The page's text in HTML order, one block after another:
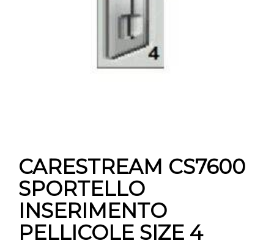
CARESTREAM CS7600
SPORTELLO
INSERIMENTO
PELLICOLE SIZE 4